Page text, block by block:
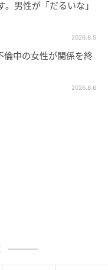
男性が「だるいな」
2026.8.5
倫中の女性が関係を終
2026.8.6